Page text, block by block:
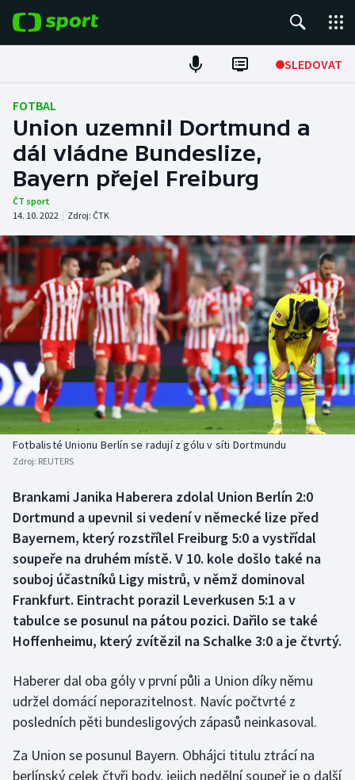
SLEDOVAT
Fotbal
Hokej
Tenis
Atletika
Cyklistika
DALŠÍ SPORTY
Americký fotbal
Baseball a softbal
Basketbal
Biatlon
Box
Curling
Dostihy
Florbal
Golf
Gymnastika
NEPŘEHLÉDNĚTE
Soutěže
Historické návraty
Aplikace ČT sport
FOTBAL
Union uzemnil Dortmund a
dál vládne Bundeslize,
Bayern přejel Freiburg
ČT sport
14. 10. 2022 | Zdroj: ČTK
Fotbalisté Unionu Berlín se radují z gólu v síti Dortmundu
Zdroj: REUTERS
Brankami Janika Haberera zdolal Union Berlín 2:0
Dortmund a upevnil si vedení v německé lize před
Bayernem, který rozstřílel Freiburg 5:0 a vystřídal
soupeře na druhém místě. V 10. kole došlo také na
souboj účastníků Ligy mistrů, v němž dominoval
Frankfurt. Eintracht porazil Leverkusen 5:1 a v
tabulce se posunul na pátou pozici. Dařilo se také
Hoffenheimu, který zvítězil na Schalke 3:0 a je čtvrtý.
Haberer dal oba góly v první půli a Union díky němu
udržel domácí neporazitelnost. Navíc počtvrté z
posledních pěti bundesligových zápasů neinkasoval.
Za Union se posunul Bayern. Obhájci titulu ztrácí na
berlínský celek čtyři body, jejich nedělní soupeř je o další